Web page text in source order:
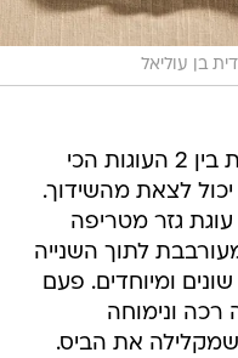
בן עוליאל
כשהאישה עם ידי הזהב מחברת בין 2 העוגות הכי
לצאת מהשידוך.
עוגת גזר מטריפה
לתוך השנייה
ומיוחדים. פעם
רכה ונימוחה
את הביס.